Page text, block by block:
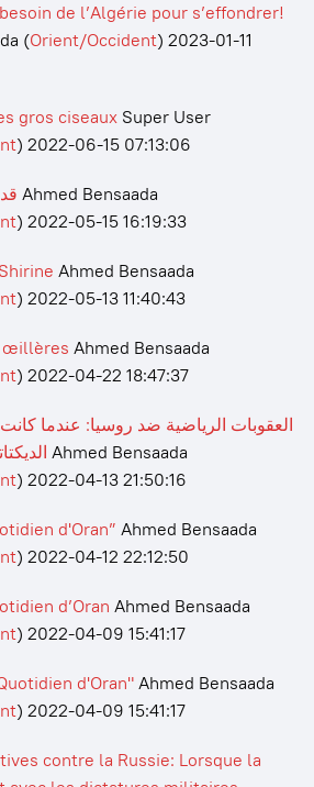
de l’Algérie pour s’effondrer!
(Orient/Occident) 2023-01-11
gros ciseaux Super User
) 2022-06-15 07:13:06
Ahmed Bensaada
) 2022-05-15 16:19:33
Ahmed Bensaada
) 2022-05-13 11:40:43
œillères Ahmed Bensaada
) 2022-04-22 18:47:37
العقوبات الرياضية ضد روسيا: عندما كانت
Ahmed Bensaada
) 2022-04-13 21:50:16
d'Oran” Ahmed Bensaada
) 2022-04-12 22:12:50
d’Oran Ahmed Bensaada
) 2022-04-09 15:41:17
d'Oran"Ahmed Bensaada
) 2022-04-09 15:41:17
contre la Russie: Lorsque la